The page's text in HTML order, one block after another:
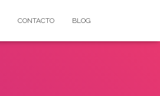
CONTACTO BLOG